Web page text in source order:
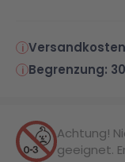
Versandkosten
Begrenzung: 30
Achtung!
geeignet.